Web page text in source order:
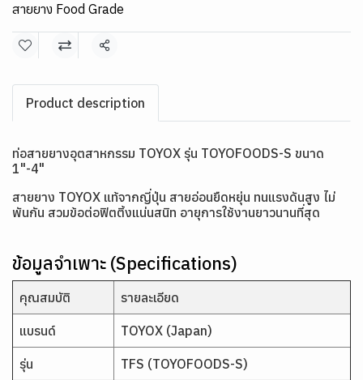
สายยาง Food Grade
แชร์
Product description
ท่อสายยางอุตสาหกรรม TOYOX รุ่น TOYOFOODS-S ขนาด
1"-4"
สายยาง TOYOX แท้จากญี่ปุ่น สายอ่อนยืดหยุ่น ทนแรงดันสูง ไม่
พันกัน สวมข้อต่อฟิตติ้งแน่นสนิท อายุการใช้งานยาวนานที่สุด
ข้อมูลจำเพาะ (Specifications)
คุณสมบัติ รายละเอียด
แบรนด์ TOYOX (Japan)
รุ่น TFS (TOYOFOODS-S)